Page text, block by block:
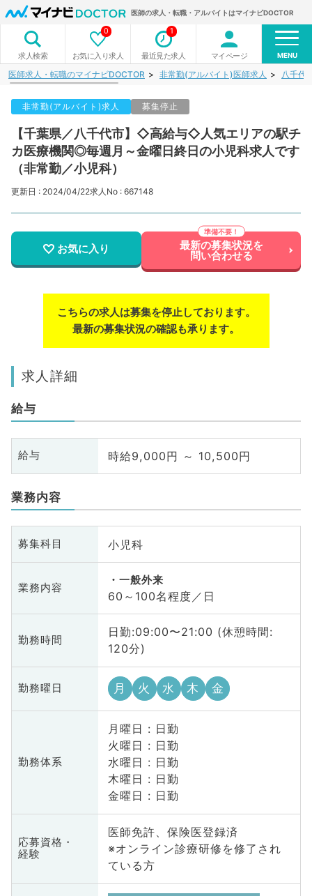
医師の求人・転職・アルバイトはマイナビDOCTOR
求人検索 お気に入り求人
0
最近見た求人
1
マイページ MENU
医師求人・転職のマイナビDOCTOR 非常勤(アルバイト)医師求人 八千代
非常勤(アルバイト)求人 募集停止
【千葉県／八千代市】◇高給与◇人気エリアの駅チ
カ医療機関◎毎週月～金曜日終日の小児科求人です
（非常勤／小児科）
更新日 : 2024/04/22求人No : 667148
お気に入り 最新の募集状況を
問い合わせる
こちらの求人は募集を停止しております。
最新の募集状況の確認も承ります。
求人詳細
給与
給与 時給9,000円 ～ 10,500円
業務内容
募集科目 小児科
業務内容
一般外来
60～100名程度／日
勤務時間
日勤:09:00〜21:00 (休憩時間:
120分)
勤務曜日 月 火 水 木 金
勤務体系
月曜日 : 日勤
火曜日 : 日勤
水曜日 : 日勤
木曜日 : 日勤
金曜日 : 日勤
応募資格・
経験
医師免許、保険医登録済
※オンライン診療研修を修了され
ている方